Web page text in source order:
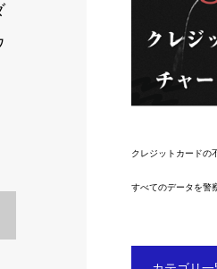
クレジットカードの
すべてのデータを警